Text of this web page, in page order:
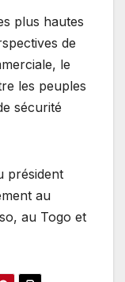
plus hautes
de
le
les peuples
sécurité
président
au
au Togo et